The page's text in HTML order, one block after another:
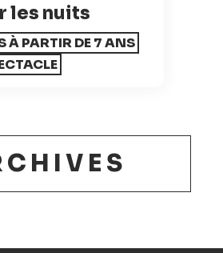
les nuits
À PARTIR DE 7 ANS